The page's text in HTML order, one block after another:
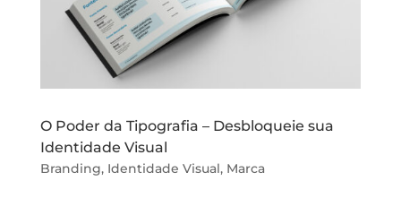
O Poder da Tipografia – Desbloqueie sua
Identidade Visual
Branding, Identidade Visual, Marca